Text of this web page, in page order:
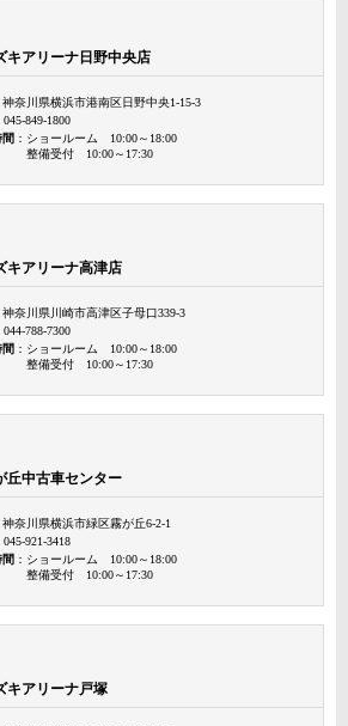
アリーナ日野中央店
神奈川県横浜市港南区日野中央1-15-3
045-849-1800
：ショールーム 10:00～18:00
整備受付 10:00～17:30
アリーナ高津店
神奈川県川崎市高津区子母口339-3
044-788-7300
：ショールーム 10:00～18:00
整備受付 10:00～17:30
中古車センター
神奈川県横浜市緑区霧が丘6-2-1
045-921-3418
：ショールーム 10:00～18:00
整備受付 10:00～17:30
アリーナ戸塚